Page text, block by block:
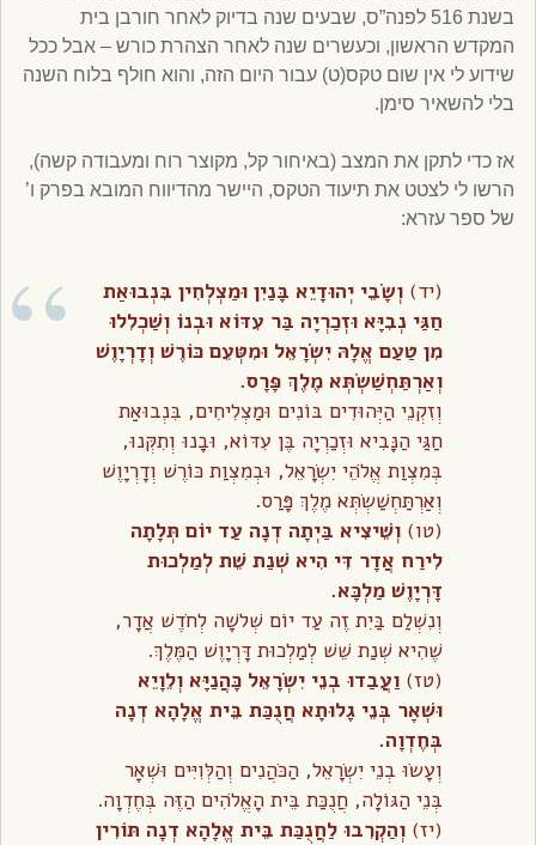
בשנת 516 לפנה”ס, שבעים שנה בדיוק לאחר חורבן בית
המקדש הראשון, וכעשרים שנה לאחר הצהרת כורש – אבל ככל
שידוע לי אין שום טקס(ט) עבור היום הזה, והוא חולף בלוח השנה
בלי להשאיר סימן.
אז כדי לתקן את המצב (באיחור קל, מקוצר רוח ומעבודה קשה),
הרשו לי לצטט את תיעוד הטקס, היישר מהדיווח המובא בפרק ו’
של ספר עזרא:
(יד)וְשָׂבֵי יְהוּדָיֵא בָּנַיִן וּמַצְלְחִין בִּנְבוּאַת
חַגַּי נְבִיָּא וּזְכַרְיָה בַּר עִדּוֹא וּבְנוֹ וְשַׁכְלִלוּ
מִן טַעַם אֱלָהּ יִשְׂרָאֵל וּמִטְּעֵם כּוֹרֶשׁ וְדָרְיָוֶשׁ
וְאַרְתַּחְשַׁשְׂתְּא מֶלֶךְ פָּרָס.
וְזִקְנֵי הַיְּהוּדִים בּוֹנִים וּמַצְלִיחִים, בִּנְבוּאַת
חַגַּי הַנָּבִיא וּזְכַרְיָה בֶּן עִדּוֹא, וּבָנוּ וְתִקְּנוּ,
בְּמִצְוַת אֱלֹהֵי יִשְׂרָאֵל, וּבְמִצְוַת כּוֹרֶשׁ וְדָרְיָוֶשׁ
וְאַרְתַּחְשַׁשְׂתְּא מֶלֶךְ פָּרַס.
(טו)וְשֵׁיצִיא בַּיְתָה דְנָה עַד יוֹם תְּלָתָה
לִירַח אֲדָר דִּי הִיא שְׁנַת שֵׁת לְמַלְכוּת
דָּרְיָוֶשׁ מַלְכָּא.
וְנִשְׁלַם בַּיִת זֶה עַד יוֹם שְׁלֹשָה לְחֹדֶשׁ אֲדָר,
שֶׁהִיא שְׁנַת שֵׁשׁ לְמַלְכוּת דָּרְיָוֶשׁ הַמֶּלֶךְ.
(טז)וַעֲבַדוּ בְנֵי יִשְׂרָאֵל כָּהֲנַיָּא וְלֵוָיֵא
וּשְׁאָר בְּנֵי גָלוּתָא חֲנֻכַּת בֵּית אֱלָהָא דְנָה
בְּחֶדְוָה.
וְעָשׂוּ בְנֵי יִשְׂרָאֵל, הַכֹּהֲנִים וְהַלְּוִיִּים וּשְׁאָר
בְּנֵי הַגּוֹלָה, חֲנֻכַּת בֵּית הָאֱלֹהִים הַזֶּה בְּחֶדְוָה.
(יז)וְהַקְרִבוּ לַחֲנֻכַּת בֵּית אֱלָהָא דְנָה תּוֹרִין